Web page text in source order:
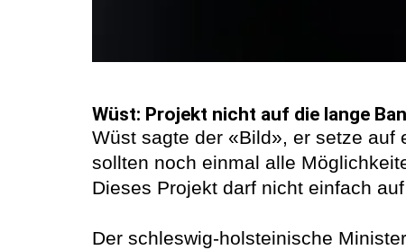
Wüst: Projekt nicht auf die lange
Wüst sagte der «Bild», er setze auf
sollten noch einmal alle
Dieses Projekt darf nicht einfach
Der schleswig-holsteinische